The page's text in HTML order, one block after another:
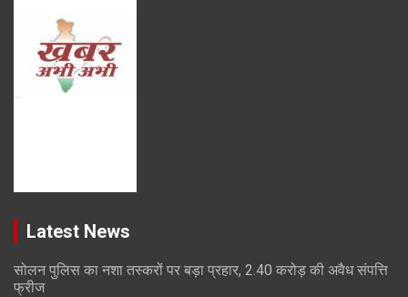
Latest News
सोलन पुलिस का नशा तस्करों पर बड़ा प्रहार, 2.40 करोड़ की अवैध संपत्ति
फ्रीज